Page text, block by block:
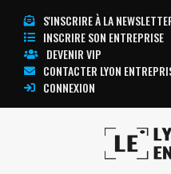
S'INSCRIRE À LA
INSCRIRE SON ENTREPRISE
DEVENIR VIP
CONTACTER LYON
CONNEXION
E-commerce : préparer